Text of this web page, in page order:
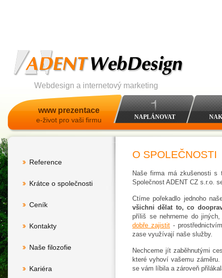
Webdesign a internetový marketing
www prezentace
e-život pro vaši firmu NAPLÁNOVAT
Reference
Krátce o společnosti
Ceník
Kontakty
Naše filozofie
Kariéra
O SPOLEČNOSTI
Naše firma má zkušenosti s
Společnost ADENT CZ s.r.o.
Ctíme pořekadlo jednoho
všichni dělat to, co
příliš se nehrneme do
dobře zajistit -
zase využívají naše služby.
Nechceme jít zaběhnutými
které vyhoví vašemu
se vám líbila a zároveň